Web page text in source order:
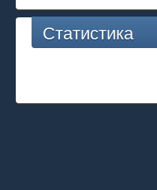
Статистика